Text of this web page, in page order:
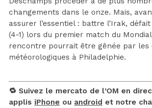
changements dans le onze. Mais,
assurer l’essentiel : battre l’Irak,
(4-1) lors du premier match du
rencontre pourrait être gênée par les
météorologiques à Philadelphie.
🔁 Suivez le mercato de l’OM en
applis iPhone ou android et notre